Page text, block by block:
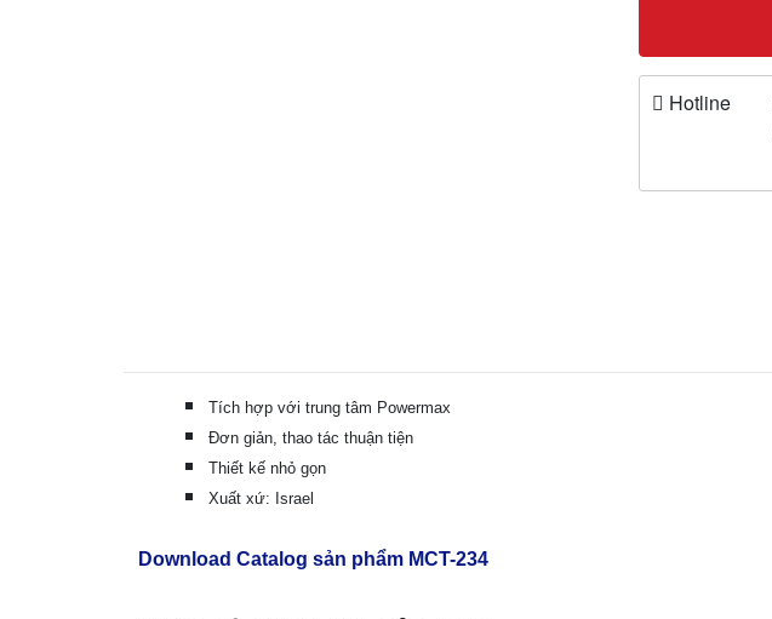
Hotline
Tích hợp với trung tâm Powermax
Đơn giản, thao tác thuận tiện
Thiết kế nhỏ gọn
Xuất xứ: Israel
Download Catalog sản phẩm MCT-234